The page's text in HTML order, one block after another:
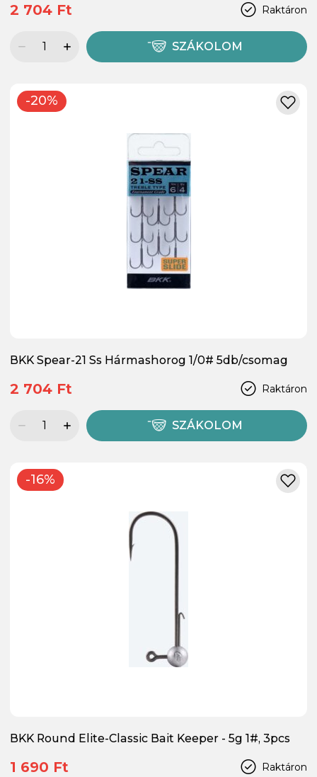
Raktáron
2 704 Ft
SZÁKOLOM
-20%
BKK Spear-21 Ss Hármashorog 1/0# 5db/csomag
Raktáron
2 704 Ft
SZÁKOLOM
-16%
BKK Round Elite-Classic Bait Keeper - 5g 1#, 3pcs
Raktáron
1 690 Ft